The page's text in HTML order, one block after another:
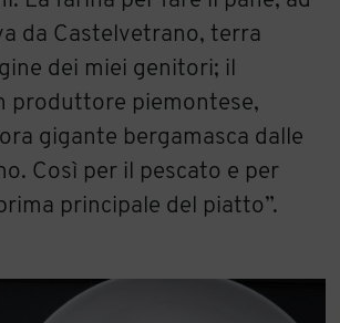
da Castelvetrano, terra
dei miei genitori; il
produttore piemontese,
gigante bergamasca dalle
Così per il pescato e per
principale del piatto”.